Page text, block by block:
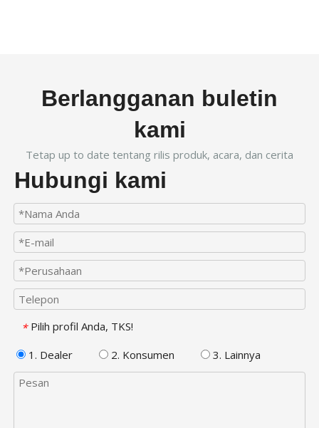
Berlangganan buletin
kami
Tetap up to date tentang rilis produk, acara, dan cerita
Hubungi kami
* Pilih profil Anda, TKS!
1. Dealer
2. Konsumen 3. Lainnya